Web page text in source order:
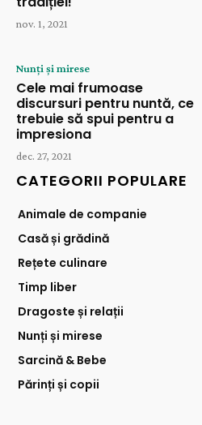
nov. 1, 2021
Nunți și mirese
Cele mai frumoase
discursuri pentru nuntă, ce
trebuie să spui pentru a
impresiona
dec. 27, 2021
CATEGORII POPULARE
Animale de companie
Casă și grădină
Rețete culinare
Timp liber
Dragoste și relații
Nunți și mirese
Sarcină & Bebe
Părinți și copii